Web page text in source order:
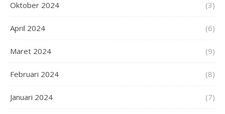
Oktober 2024 (3)
April 2024 (6)
Maret 2024 (9)
Februari 2024 (8)
Januari 2024 (7)